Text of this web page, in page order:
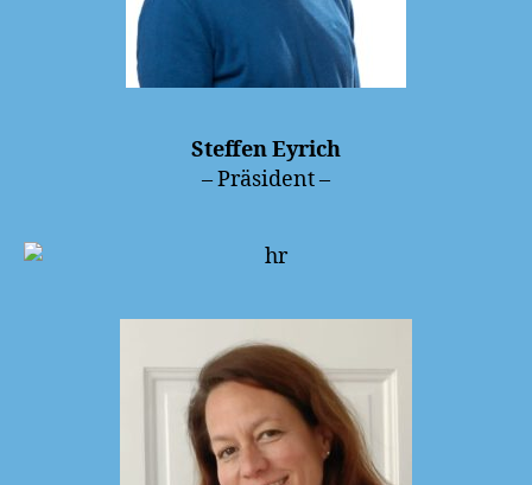
Steffen Eyrich
– Präsident –